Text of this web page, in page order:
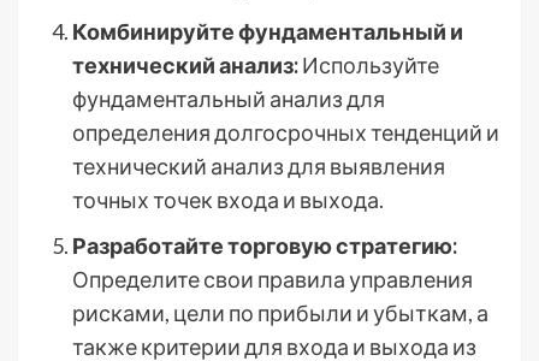
Комбинируйте фундаментальный и
технический анализ:Используйте
фундаментальный анализ для
определения долгосрочных тенденций и
технический анализ для выявления
точных точек входа и выхода.
Разработайте торговую стратегию:
Определите свои правила управления
рисками, цели по прибыли и убыткам, а
также критерии для входа и выхода из